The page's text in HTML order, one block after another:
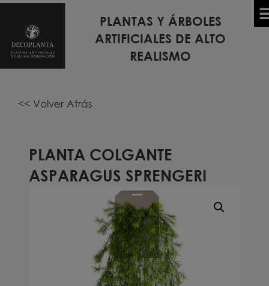
PLANTAS Y ÁRBOLES
ARTIFICIALES DE ALTO
REALISMO
Inicio PLANTAS Y ÁRBOLES ARTIFICIALES /PLANTAS
COLGANTES ARTIFICIALES/ Planta colgante
ASPARAGUS SPRENGERI
<< Volver Atrás
PLANTA COLGANTE
ASPARAGUS SPRENGERI